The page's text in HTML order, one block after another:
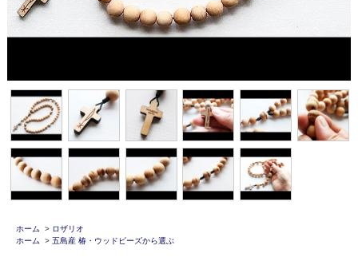
ホーム > ロザリオ
ホーム
> 五島産 椿・ウッドビーズから選ぶ